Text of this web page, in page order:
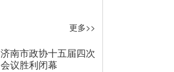
更多>>
济南市政协十五届四次
会议胜利闭幕